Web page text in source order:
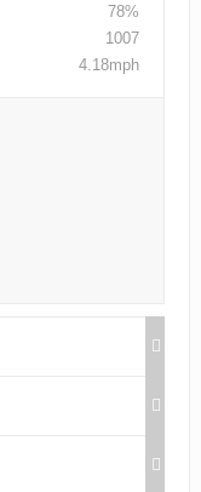
78%
1007
4.18mph